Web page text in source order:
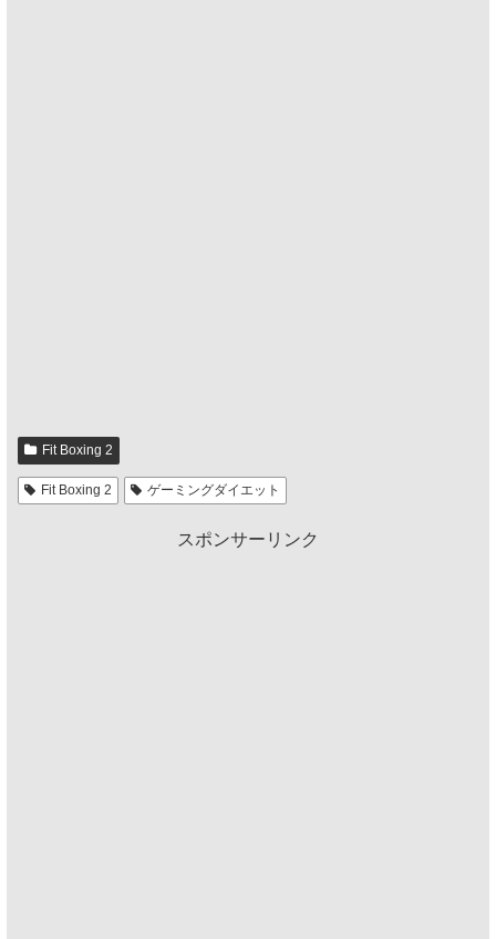
Fit Boxing 2
Fit Boxing 2 ゲーミングダイエット
スポンサーリンク